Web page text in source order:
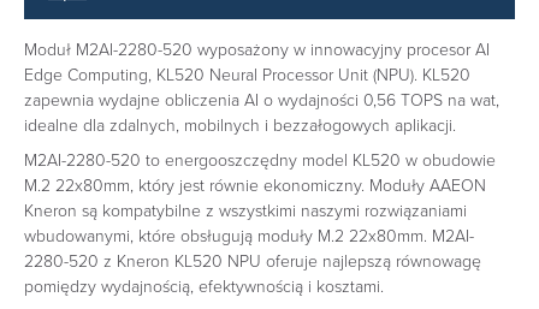
Moduł M2AI-2280-520 wyposażony w innowacyjny procesor AI
Edge Computing, KL520 Neural Processor Unit (NPU). KL520
zapewnia wydajne obliczenia AI o wydajności 0,56 TOPS na wat,
idealne dla zdalnych, mobilnych i bezzałogowych aplikacji.
M2AI-2280-520 to energooszczędny model KL520 w obudowie
M.2 22x80mm, który jest równie ekonomiczny. Moduły AAEON
Kneron są kompatybilne z wszystkimi naszymi rozwiązaniami
wbudowanymi, które obsługują moduły M.2 22x80mm. M2AI-
2280-520 z Kneron KL520 NPU oferuje najlepszą równowagę
pomiędzy wydajnością, efektywnością i kosztami.